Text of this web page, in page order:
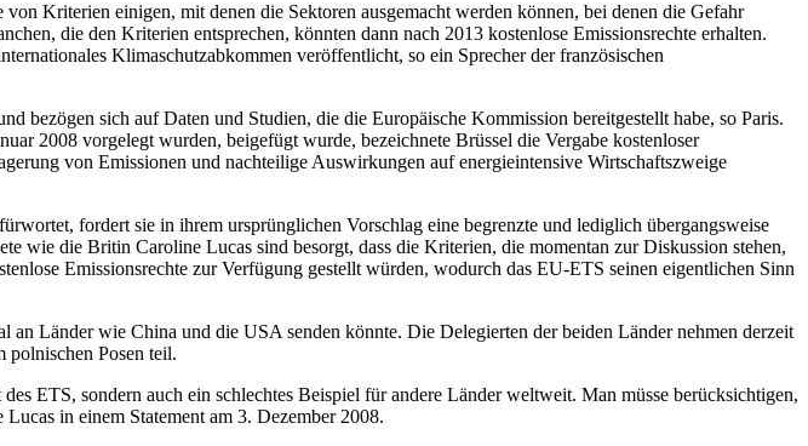
Kriterien einigen, mit denen die Sektoren ausgemacht werden können, bei denen die Gefahr
die den Kriterien entsprechen, könnten dann nach 2013 kostenlose Emissionsrechte erhalten.
Klimaschutzabkommen veröffentlicht, so ein Sprecher der französischen
bezögen sich auf Daten und Studien, die die Europäische Kommission bereitgestellt habe, so Paris.
2008 vorgelegt wurden, beigefügt wurde, bezeichnete Brüssel die Vergabe kostenloser
von Emissionen und nachteilige Auswirkungen auf energieintensive Wirtschaftszweige
fordert sie in ihrem ursprünglichen Vorschlag eine begrenzte und lediglich übergangsweise
wie die Britin Caroline Lucas sind besorgt, dass die Kriterien, die momentan zur Diskussion stehen,
Emissionsrechte zur Verfügung gestellt würden, wodurch das EU-ETS seinen eigentlichen Sinn
Länder wie China und die USA senden könnte. Die Delegierten der beiden Länder nehmen derzeit
polnischen Posen teil.
ETS, sondern auch ein schlechtes Beispiel für andere Länder weltweit. Man müsse berücksichtigen,
in einem Statement am 3. Dezember 2008.